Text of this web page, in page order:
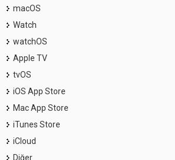
macOS
Watch
watchOS
Apple TV
tvOS
iOS App Store
Mac App Store
iTunes Store
iCloud
Diğer